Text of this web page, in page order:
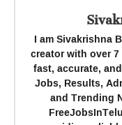
I am Sivakrishna
creator with over
fast, accurate,
Jobs, Results,
and Trending